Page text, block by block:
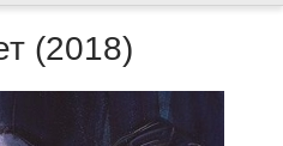
(2018)